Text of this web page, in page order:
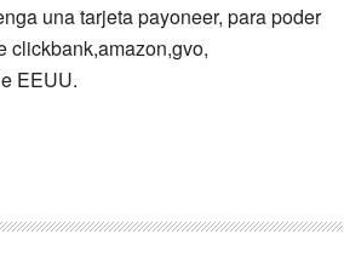
una tarjeta payoneer, para poder
clickbank,amazon,gvo,
EEUU.